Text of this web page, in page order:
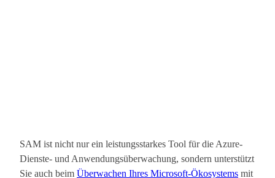
SAM ist nicht nur ein leistungsstarkes Tool für die Azure-
Dienste- und Anwendungsüberwachung, sondern unterstützt
Sie auch beim Überwachen Ihres Microsoft-Ökosystems mit